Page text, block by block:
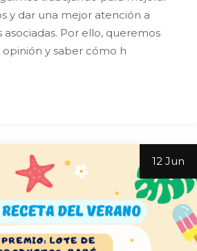
y dar una mejor atención a
asociadas. Por ello, queremos
y saber cómo h
12 Jun